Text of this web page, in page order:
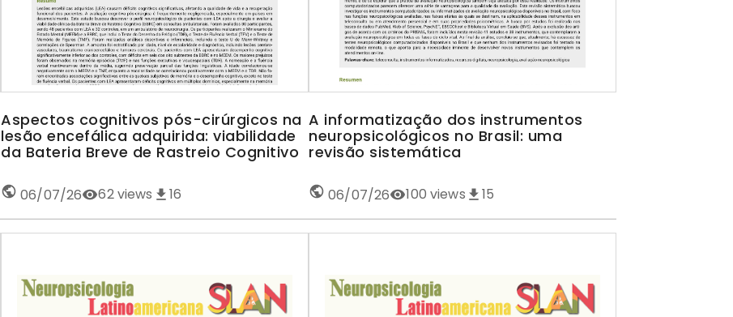
Aspectos cognitivos pós-cirúrgicos na
lesão encefálica adquirida: viabilidade
da Bateria Breve de Rastreio Cognitivo
06/07/26 62views 16
A informatização dos instrumentos
neuropsicológicos no Brasil: uma
revisão sistemática
06/07/26 100 views 15